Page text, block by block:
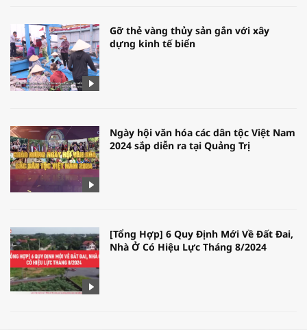
Gỡ thẻ vàng thủy sản gắn với xây
dựng kinh tế biển
Ngày hội văn hóa các dân tộc Việt Nam
2024 sắp diễn ra tại Quảng Trị
[Tổng Hợp] 6 Quy Định Mới Về Đất Đai,
Nhà Ở Có Hiệu Lực Tháng 8/2024